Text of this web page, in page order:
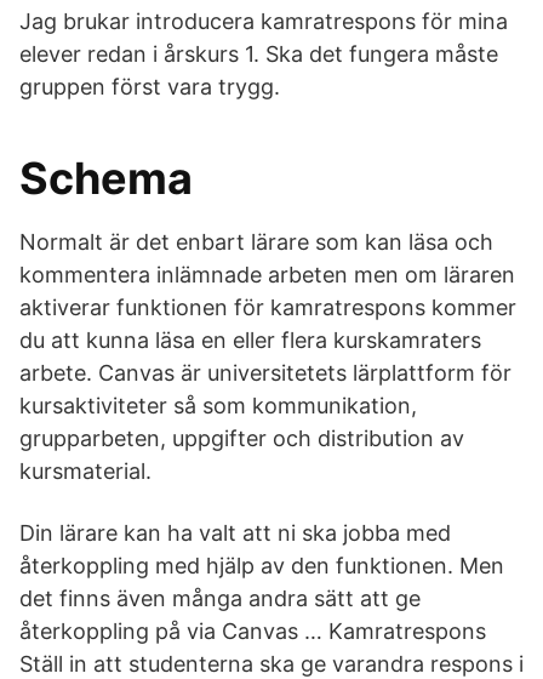
Jag brukar introducera kamratrespons för mina
elever redan i årskurs 1. Ska det fungera måste
gruppen först vara trygg.
Schema
Normalt är det enbart lärare som kan läsa och
kommentera inlämnade arbeten men om läraren
aktiverar funktionen för kamratrespons kommer
du att kunna läsa en eller flera kurskamraters
arbete. Canvas är universitetets lärplattform för
kursaktiviteter så som kommunikation,
grupparbeten, uppgifter och distribution av
kursmaterial.
Din lärare kan ha valt att ni ska jobba med
återkoppling med hjälp av den funktionen. Men
det finns även många andra sätt att ge
återkoppling på via Canvas … Kamratrespons
Ställ in att studenterna ska ge varandra respons i